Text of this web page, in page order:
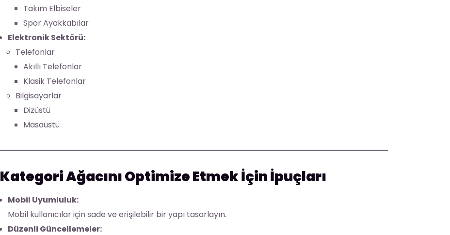
Takım Elbiseler
Spor Ayakkabılar
Elektronik Sektörü:
Telefonlar
Akıllı Telefonlar
Klasik Telefonlar
Bilgisayarlar
Dizüstü
Masaüstü
Kategori Ağacını Optimize Etmek İçin İpuçları
Mobil Uyumluluk:
Mobil kullanıcılar için sade ve erişilebilir bir yapı tasarlayın.
Düzenli Güncellemeler: